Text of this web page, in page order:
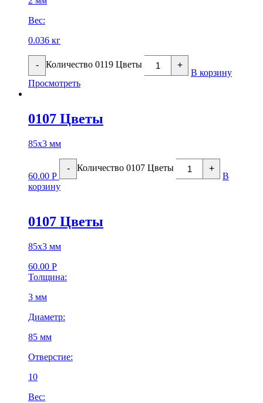
Вес:
0.036 кг
- Количество 0119 Цветы +
В корзину
Просмотреть
0107 Цветы
85х3 мм
60.00 Р
- Количество 0107 Цветы +
В
корзину
0107 Цветы
85х3 мм
60.00 Р
Толщина:
3 мм
Диаметр:
85 мм
Отверстие:
10
Вес: